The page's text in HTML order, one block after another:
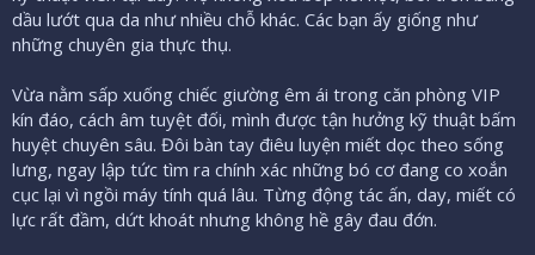
dầu lướt qua da như nhiều chỗ khác. Các bạn ấy giống như
những chuyên gia thực thụ.
Vừa nằm sấp xuống chiếc giường êm ái trong căn phòng VIP
kín đáo, cách âm tuyệt đối, mình được tận hưởng kỹ thuật bấm
huyệt chuyên sâu. Đôi bàn tay điêu luyện miết dọc theo sống
lưng, ngay lập tức tìm ra chính xác những bó cơ đang co xoắn
cục lại vì ngồi máy tính quá lâu. Từng động tác ấn, day, miết có
lực rất đầm, dứt khoát nhưng không hề gây đau đớn.